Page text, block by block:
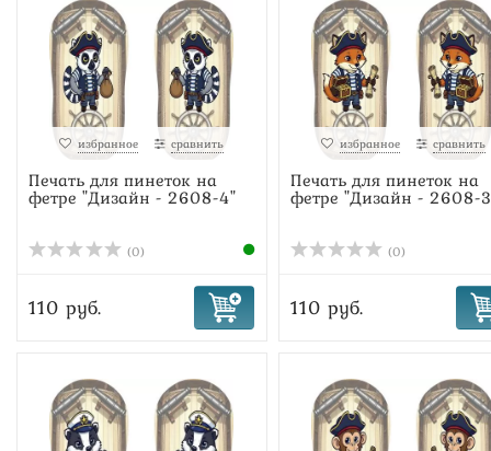
избранное сравнить
Печать для пинеток на
фетре "Дизайн - 2608-4"
(0)
110 руб.
избранное сравнить
Печать для пинеток на
фетре "Дизайн - 2608-
(0)
110 руб.